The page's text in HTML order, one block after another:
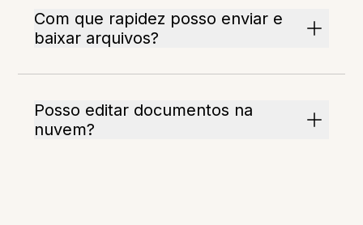
Com que rapidez posso enviar e
baixar arquivos?
Posso editar documentos na
nuvem?